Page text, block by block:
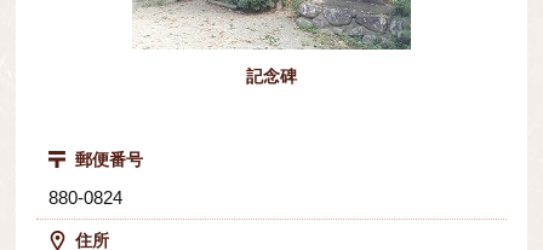
記念碑
郵便番号
880-0824
住所